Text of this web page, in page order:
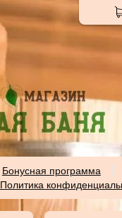
Бонусная программа
Политика